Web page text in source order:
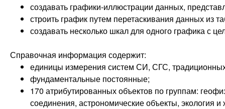
создавать графики-иллюстрации данных,
строить график путем перетаскивания данных из
создавать несколько шкал для одного графика с
Справочная информация содержит:
единицы измерения систем СИ, СГС,
фундаментальные постоянные;
170 атрибутированных объектов по группам:
соединения, астрономические объекты, экология